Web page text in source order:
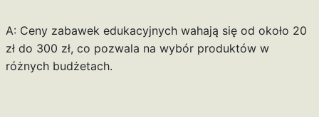
A: Ceny zabawek edukacyjnych wahają się od około 20
zł do 300 zł, co pozwala na wybór produktów w
różnych budżetach.